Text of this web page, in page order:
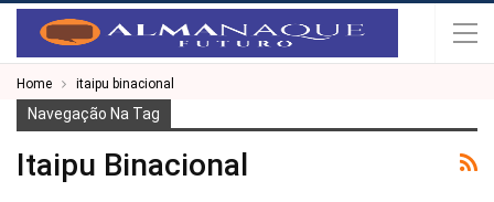
Home itaipu binacional
Navegação Na Tag
Itaipu Binacional